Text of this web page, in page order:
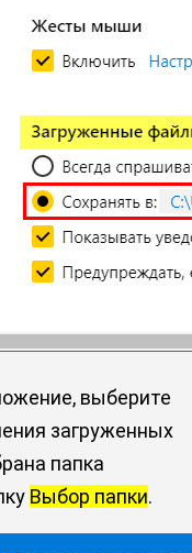
выберите
загруженных
папка
Выбор папки.